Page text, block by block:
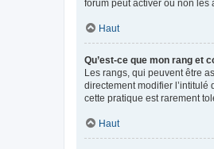
forum peut activer ou non les
Haut
Qu’est-ce que mon rang et
Les rangs, qui peuvent être
directement modifier l’intitulé
cette pratique est rarement
Haut